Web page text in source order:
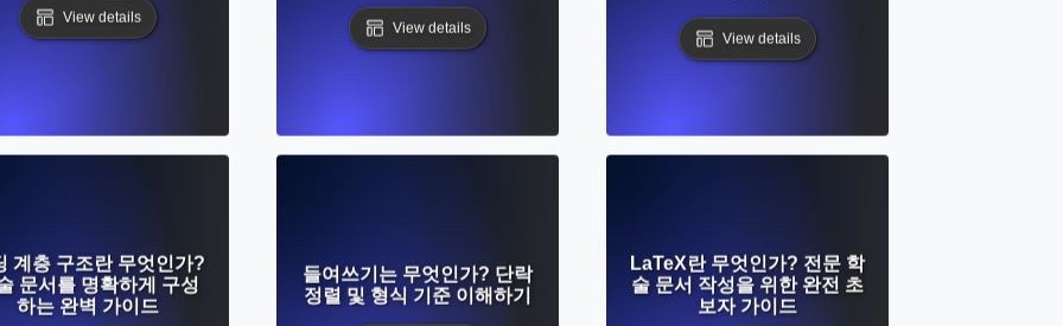
View details
View details
View details
계층 구조란 무엇인가?
문서를 명확하게 구성
하는 완벽 가이드
들여쓰기는 무엇인가? 단락
정렬 및 형식 기준 이해하기
LaTeX란 무엇인가? 전문 학
술 문서 작성을 위한 완전 초
보자 가이드